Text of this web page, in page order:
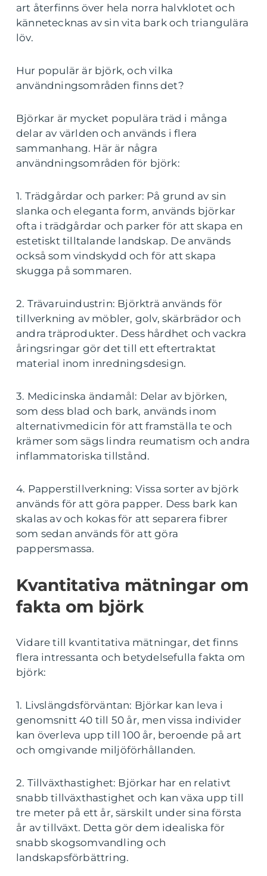
art återfinns över hela norra halvklotet och
kännetecknas av sin vita bark och triangulära
löv.
Hur populär är björk, och vilka
användningsområden finns det?
Björkar är mycket populära träd i många
delar av världen och används i flera
sammanhang. Här är några
användningsområden för björk:
1. Trädgårdar och parker: På grund av sin
slanka och eleganta form, används björkar
ofta i trädgårdar och parker för att skapa en
estetiskt tilltalande landskap. De används
också som vindskydd och för att skapa
skugga på sommaren.
2. Trävaruindustrin: Björkträ används för
tillverkning av möbler, golv, skärbrädor och
andra träprodukter. Dess hårdhet och vackra
åringsringar gör det till ett eftertraktat
material inom inredningsdesign.
3. Medicinska ändamål: Delar av björken,
som dess blad och bark, används inom
alternativmedicin för att framställa te och
krämer som sägs lindra reumatism och andra
inflammatoriska tillstånd.
4. Papperstillverkning: Vissa sorter av björk
används för att göra papper. Dess bark kan
skalas av och kokas för att separera fibrer
som sedan används för att göra
pappersmassa.
Kvantitativa mätningar om
fakta om björk
Vidare till kvantitativa mätningar, det finns
flera intressanta och betydelsefulla fakta om
björk:
1. Livslängdsförväntan: Björkar kan leva i
genomsnitt 40 till 50 år, men vissa individer
kan överleva upp till 100 år, beroende på art
och omgivande miljöförhållanden.
2. Tillväxthastighet: Björkar har en relativt
snabb tillväxthastighet och kan växa upp till
tre meter på ett år, särskilt under sina första
år av tillväxt. Detta gör dem idealiska för
snabb skogsomvandling och
landskapsförbättring.